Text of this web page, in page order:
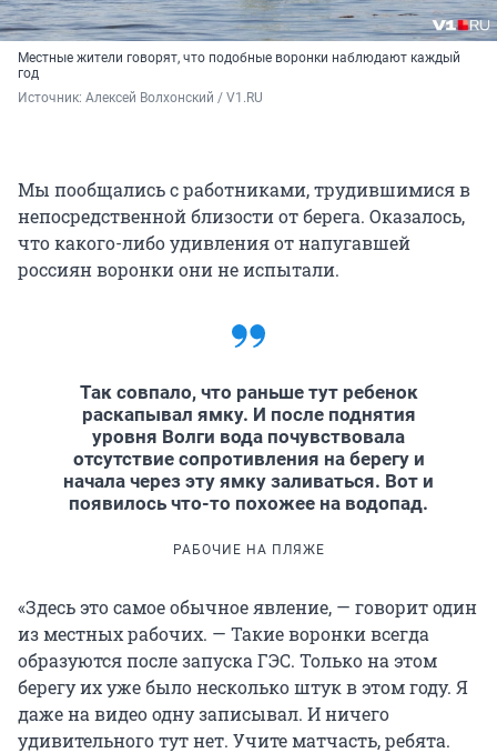
Местные жители говорят, что подобные воронки наблюдают каждый
год
Источник: Алексей Волхонский / V1.RU
Мы пообщались с работниками, трудившимися в
непосредственной близости от берега. Оказалось,
что какого-либо удивления от напугавшей
россиян воронки они не испытали.
Так совпало, что раньше тут ребенок
раскапывал ямку. И после поднятия
уровня Волги вода почувствовала
отсутствие сопротивления на берегу и
начала через эту ямку заливаться. Вот и
появилось что-то похожее на водопад.
РАБОЧИЕ НА ПЛЯЖЕ
«Здесь это самое обычное явление, — говорит один
из местных рабочих. — Такие воронки всегда
образуются после запуска ГЭС. Только на этом
берегу их уже было несколько штук в этом году. Я
даже на видео одну записывал. И ничего
удивительного тут нет. Учите матчасть, ребята.